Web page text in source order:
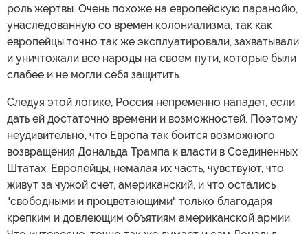
роль жертвы. Очень похоже на европейскую паранойю,
унаследованную со времен колониализма, так как
европейцы точно так же эксплуатировали, захватывали
и уничтожали все народы на своем пути, которые были
слабее и не могли себя защитить.
Следуя этой логике, Россия непременно нападет, если
дать ей достаточно времени и возможностей. Поэтому
неудивительно, что Европа так боится возможного
возвращения Дональда Трампа к власти в Соединенных
Штатах. Европейцы, немалая их часть, чувствуют, что
живут за чужой счет, американский, и что остались
"свободными и процветающими" только благодаря
крепким и довлеющим объятиям американской армии.